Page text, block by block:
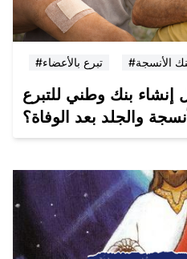
#تبرع بالأعضاء الأنسجة
إنشاء بنك وطني للتبرع
والجلد بعد الوفاة؟